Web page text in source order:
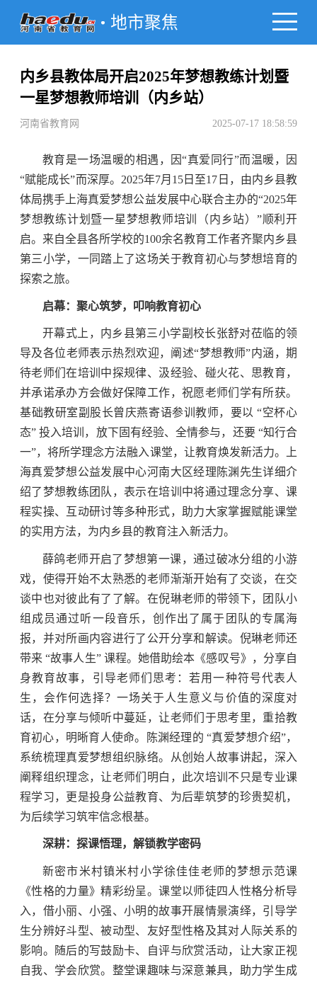
地市聚焦
内乡县教体局开启2025年梦想教练计划暨
一星梦想教师培训（内乡站）
河南省教育网 2025-07-17 18:58:59
教育是一场温暖的相遇，因“真爱同行”而温暖，因
“赋能成长”而深厚。2025年7月15日至17日，由内乡县教
体局携手上海真爱梦想公益发展中心联合主办的“2025年
梦想教练计划暨一星梦想教师培训（内乡站）”顺利开
启。来自全县各所学校的100余名教育工作者齐聚内乡县
第三小学，一同踏上了这场关于教育初心与梦想培育的
探索之旅。
启幕：聚心筑梦，叩响教育初心
开幕式上，内乡县第三小学副校长张舒对莅临的领
导及各位老师表示热烈欢迎，阐述“梦想教师”内涵，期
待老师们在培训中探规律、汲经验、碰火花、思教育，
并承诺承办方会做好保障工作，祝愿老师们学有所获。
基础教研室副股长曾庆燕寄语参训教师，要以 “空杯心
态” 投入培训，放下固有经验、全情参与，还要 “知行合
一”，将所学理念方法融入课堂，让教育焕发新活力。上
海真爱梦想公益发展中心河南大区经理陈渊先生详细介
绍了梦想教练团队，表示在培训中将通过理念分享、课
程实操、互动研讨等多种形式，助力大家掌握赋能课堂
的实用方法，为内乡县的教育注入新活力。
薛鸽老师开启了梦想第一课，通过破冰分组的小游
戏，使得开始不太熟悉的老师渐渐开始有了交谈，在交
谈中也对彼此有了了解。在倪琳老师的带领下，团队小
组成员通过听一段音乐，创作出了属于团队的专属海
报，并对所画内容进行了公开分享和解读。倪琳老师还
带来 “故事人生” 课程。她借助绘本《感叹号》，分享自
身教育故事，引导老师们思考：若用一种符号代表人
生，会作何选择？一场关于人生意义与价值的深度对
话，在分享与倾听中蔓延，让老师们于思考里，重拾教
育初心，明晰育人使命。陈渊经理的 “真爱梦想介绍”，
系统梳理真爱梦想组织脉络。从创始人故事讲起，深入
阐释组织理念，让老师们明白，此次培训不只是专业课
程学习，更是投身公益教育、为后辈筑梦的珍贵契机，
为后续学习筑牢信念根基。
深耕：探课悟理，解锁教学密码
新密市米村镇米村小学徐佳佳老师的梦想示范课
《性格的力量》精彩纷呈。课堂以师徒四人性格分析导
入，借小丽、小强、小明的故事开展情景演绎，引导学
生分辨好斗型、被动型、友好型性格及其对人际关系的
影响。随后的写鼓励卡、自评与欣赏活动，让大家正视
自我、学会欣赏。整堂课趣味与深意兼具，助力学生成